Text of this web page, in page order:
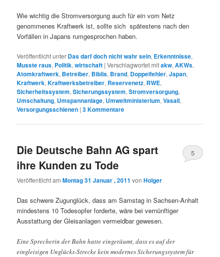
Wie wichtig die Stromversorgung auch für ein vom Netz
genommenes Kraftwerk ist, sollte sich spätestens nach den
Vorfällen in Japans rumgesprochen haben.
Veröffentlicht unter Das darf doch nicht wahr sein, Erkenntnisse,
Musste raus, Politik,wirtschaft |Verschlagwortet mitakw,AKWs,
Atomkraftwerk, Betreiber, Biblis, Brand, Doppelfehler,Japan,
Kraftwerk,Kraftwerksbetreiber, Reservenetz, RWE,
Sicherheitssystem,Sicherungssystem,Stromversorgung,
Umschaltung, Umspannanlage, Umweltministerium,Vasall,
Versorgungsschienen |3Kommentare
Die Deutsche Bahn AG spart
ihre Kunden zu Tode
Veröffentlicht amMontag 31 Januar , 2011 vonHolger
5
Das schwere Zugunglück, dass am Samstag in Sachsen-Anhalt
mindestens 10 Todesopfer forderte, wäre bei vernünftiger
Ausstattung der Gleisanlagen vermeidbar gewesen.
Eine Sprecherin der Bahn hatte eingeräumt, dass es auf der
eingleisigen Unglücks-Strecke kein modernes Sicherungssystem für